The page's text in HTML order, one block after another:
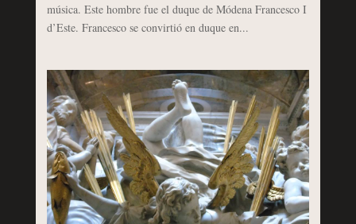
música. Este hombre fue el duque de Módena Francesco I
d’Este. Francesco se convirtió en duque en...